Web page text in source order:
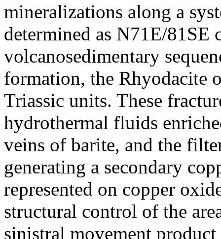
mineralizations along a
determined as N71E/81SE
volcanosedimentary
formation, the Rhyodacite
Triassic units. These
hydrothermal fluids
veins of barite, and the
generating a secondary
represented on copper
structural control of the
sinistral movement